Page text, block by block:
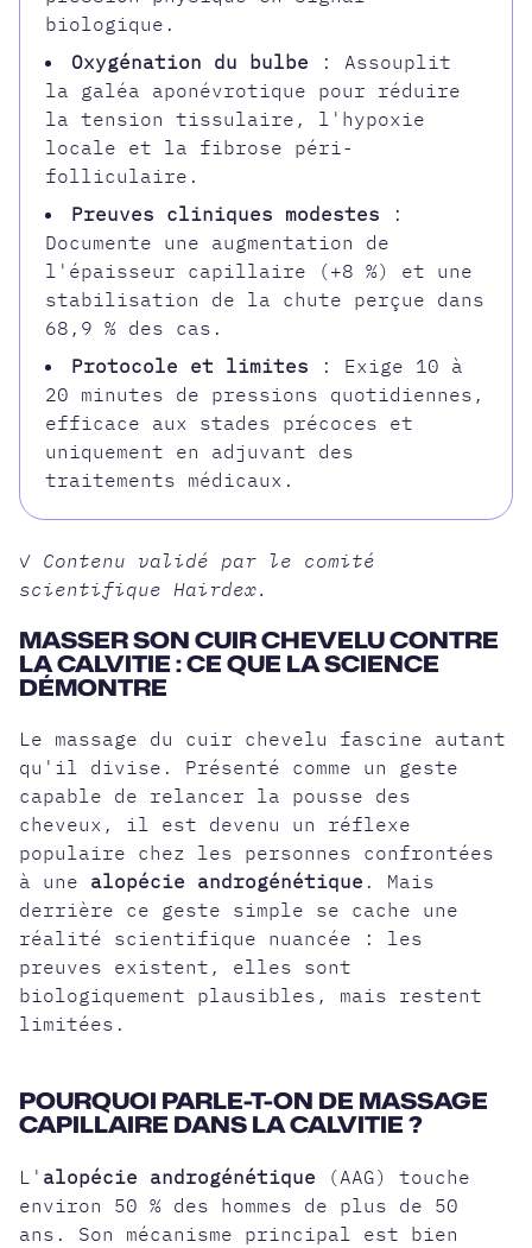
biologique.
Oxygénation du bulbe : Assouplit
la galéa aponévrotique pour réduire
la tension tissulaire, l'hypoxie
locale et la fibrose péri-
folliculaire.
Preuves cliniques modestes :
Documente une augmentation de
l'épaisseur capillaire (+8 %) et une
stabilisation de la chute perçue dans
68,9 % des cas.
Protocole et limites : Exige 10 à
20 minutes de pressions quotidiennes,
efficace aux stades précoces et
uniquement en adjuvant des
traitements médicaux.
✓ Contenu validé par le comité
scientifique Hairdex.
MASSER SON CUIR CHEVELU CONTRE
LA CALVITIE : CE QUE LA SCIENCE
DÉMONTRE
Le massage du cuir chevelu fascine autant
qu'il divise. Présenté comme un geste
capable de relancer la pousse des
cheveux, il est devenu un réflexe
populaire chez les personnes confrontées
à une alopécie androgénétique . Mais
derrière ce geste simple se cache une
réalité scientifique nuancée : les
preuves existent, elles sont
biologiquement plausibles, mais restent
limitées.
POURQUOI PARLE-T-ON DE MASSAGE
CAPILLAIRE DANS LA CALVITIE ?
L' alopécie androgénétique (AAG) touche
environ 50 % des hommes de plus de 50
ans. Son mécanisme principal est bien